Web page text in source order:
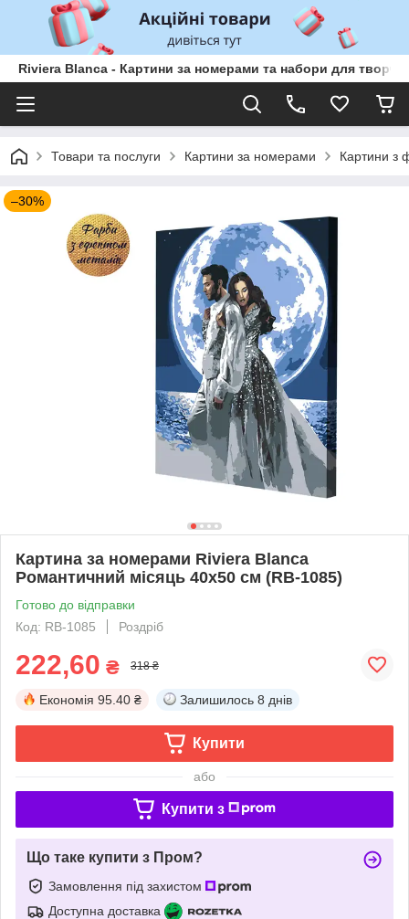
Riviera Blanca - Картини за номерами та набори для
Товари та послуги Картини за номерами Картини з
–30%
Картина за номерами Riviera Blanca
Романтичний місяць 40x50 см (RB-1085)
Готово до відправки
Код: RB-1085
Роздріб
222,60 ₴ 318 ₴
Економія 95.40 ₴ Залишилось 8 днів
Купити
або
Купити з
Що таке купити з Пром?
Замовлення під захистом
Доступна доставка